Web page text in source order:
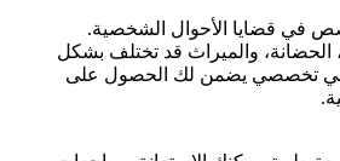
في قضايا الأحوال الشخصية.
الحضانة، والميراث قد تختلف بشكل
تخصصي يضمن لك الحصول على